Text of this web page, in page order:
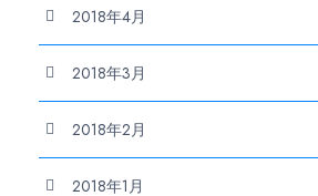
2018年4月
2018年3月
2018年2月
2018年1月